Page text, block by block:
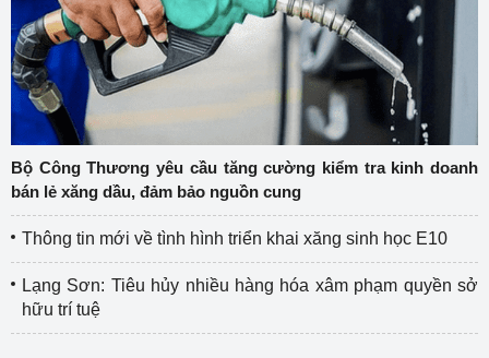
Bộ Công Thương yêu cầu tăng cường kiểm tra kinh doanh
bán lẻ xăng dầu, đảm bảo nguồn cung
Thông tin mới về tình hình triển khai xăng sinh học E10
Lạng Sơn: Tiêu hủy nhiều hàng hóa xâm phạm quyền sở
hữu trí tuệ